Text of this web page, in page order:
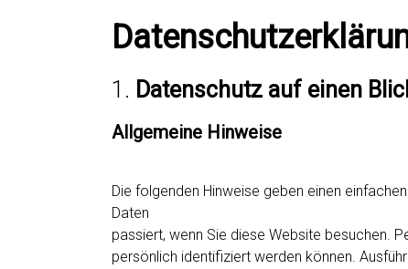
1. Datenschutz auf einen
Allgemeine Hinweise
Die folgenden Hinweise geben einen
Daten
passiert, wenn Sie diese Website besuchen.
persönlich identifiziert werden können.